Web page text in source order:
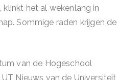
het al wekenlang in
Sommige raden krijgen de
van de Hogeschool
Nieuws van de Universiteit